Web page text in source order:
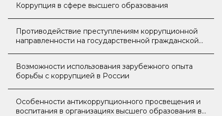
Коррупция в сфере высшего образования
Противодействие преступлениям коррупционной
направленности на государственной гражданской
Возможности использования зарубежного опыта
борьбы с коррупцией в России
Особенности антикоррупционного просвещения и
воспитания в организациях высшего образования в